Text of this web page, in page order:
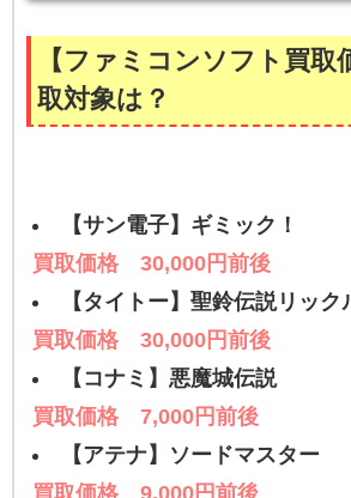
【ファミコンソフト買取
取対象は？
【サン電子】ギミック！
買取価格 30,000円前後
【タイトー】聖鈴伝説リック
買取価格 30,000円前後
【コナミ】悪魔城伝説
買取価格 7,000円前後
【アテナ】ソードマスター